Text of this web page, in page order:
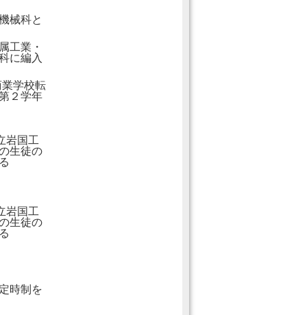
械科と
工業・
に編入
学校転
２学年
岩国工
生徒の
岩国工
生徒の
時制を